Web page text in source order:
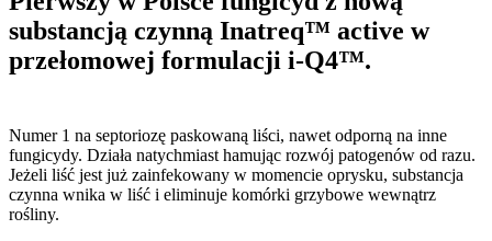
substancją czynną Inatreq™ active w
przełomowej formulacji i-Q4™.
Numer 1 na septoriozę paskowaną liści, nawet odporną na inne
fungicydy. Działa natychmiast hamując rozwój patogenów od razu.
Jeżeli liść jest już zainfekowany w momencie oprysku, substancja
czynna wnika w liść i eliminuje komórki grzybowe wewnątrz
rośliny.